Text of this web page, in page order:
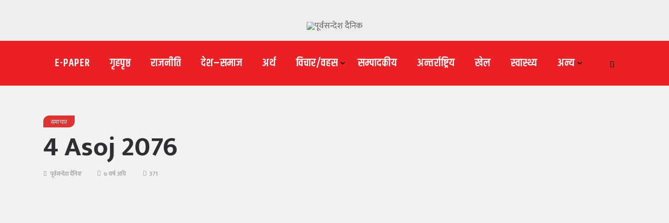
E-PAPER गृहपृष्ठ राजनीति देश–समाज अर्थ विचार/वहस सम्पादकीय अन्तर्राष्ट्रिय खेल स्वास्थ्य अन्य
समाचार
4 Asoj 2076
पूर्वसन्देश दैनिक ७ वर्ष अघि 371